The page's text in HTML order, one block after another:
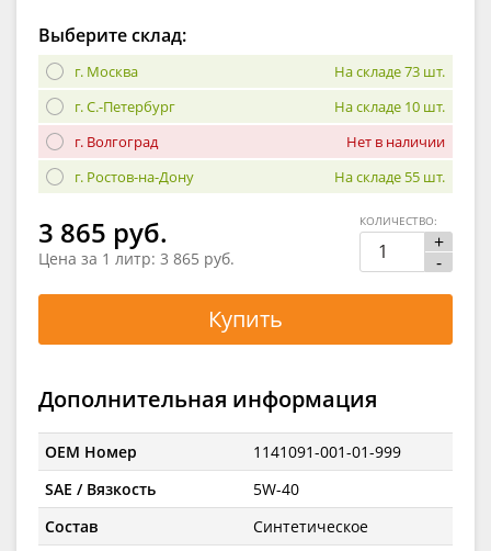
Выберите склад:
г. Москва
На складе 73 шт.
г. С.-Петербург
На складе 10 шт.
г. Волгоград
Нет в наличии
г. Ростов-на-Дону
На складе 55 шт.
3 865 руб.
Цена за 1 литр: 3 865 руб.
+
-
КОЛИЧЕСТВО:
Купить
Дополнительная информация
OEM Номер
1141091-001-01-999
SAE / Вязкость
5W-40
Состав
Синтетическое